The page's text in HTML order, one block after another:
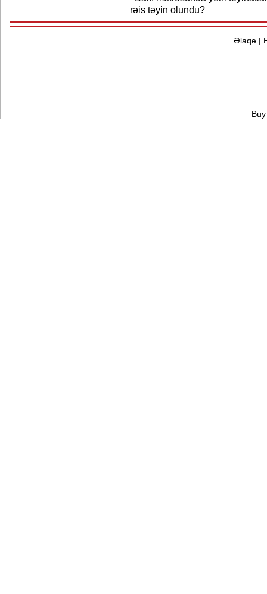
rəis təyin olundu?
Əlaqə|